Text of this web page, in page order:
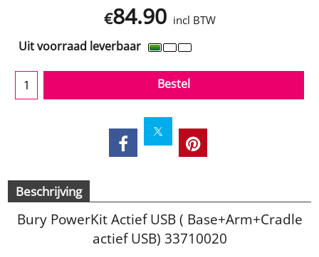
€84.90 incl BTW
Uit voorraad leverbaar
Bestel
Beschrijving
Bury PowerKit Actief USB ( Base+Arm+Cradle
actief USB) 33710020